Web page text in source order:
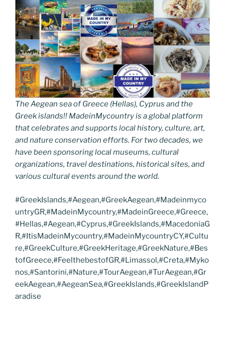
The Aegean sea of Greece (Hellas), Cyprus and the
Greek islands!! MadeinMycountry is a global platform
that celebrates and supports local history, culture, art,
and nature conservation efforts. For two decades, we
have been sponsoring local museums, cultural
organizations, travel destinations, historical sites, and
various cultural events around the world.
#GreekIslands,#Aegean,#GreekAegean,#Madeinmyco
untryGR,#MadeinMycountry,#MadeinGreece,#Greece,
#Hellas,#Aegean,#Cyprus,#GreekIslands,#MacedoniaG
R,#ItisMadeinMycountry,#MadeinMycountryCY,#Cultu
re,#GreekCulture,#GreekHeritage,#GreekNature,#Bes
tofGreece,#FeelthebestofGR,#Limassol,#Creta,#Myko
nos,#Santorini,#Nature,#TourAegean,#TurAegean,#Gr
eekAegean,#AegeanSea,#GreekIslands,#GreekIslandP
aradise